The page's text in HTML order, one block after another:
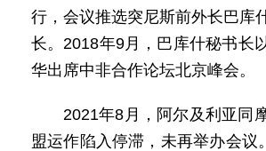
行，会议推选突尼斯前外长巴库
长。2018年9月，巴库什秘书长
华出席中非合作论坛北京峰会。
2021年8月，阿尔及利亚同
盟运作陷入停滞，未再举办会议